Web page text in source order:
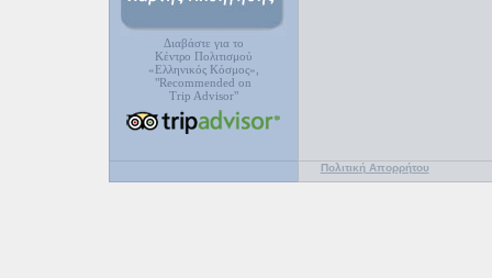
Διαβάστε για το
Κέντρο Πολιτισμού
«Ελληνικός Κόσμος»,
"Recommended on
Trip Advisor"
Πολιτική Απορρήτου